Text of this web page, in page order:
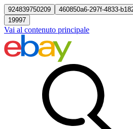
924839750209
460850a6-297f-4833-
19997
Vai al contenuto principale